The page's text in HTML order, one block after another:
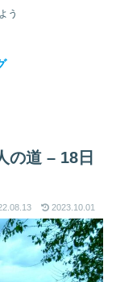
う
の道 – 18日
2023.10.01